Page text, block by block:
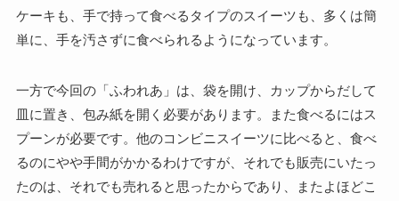
ケーキも、手で持って食べるタイプのスイーツも、多くは簡
単に、手を汚さずに食べられるようになっています。
一方で今回の「ふわれあ」は、袋を開け、カップからだして
皿に置き、包み紙を開く必要があります。また食べるにはス
プーンが必要です。他のコンビニスイーツに比べると、食べ
るのにやや手間がかかるわけですが、それでも販売にいたっ
たのは、それでも売れると思ったからであり、またよほどこ